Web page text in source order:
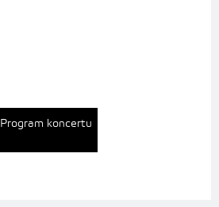
Program koncertu